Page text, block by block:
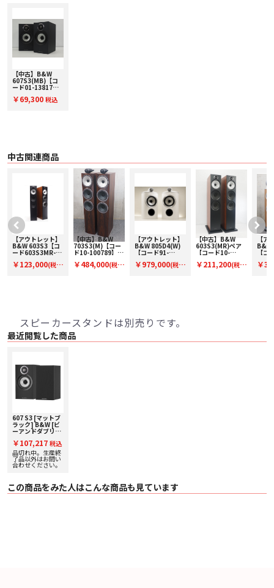
・ Flowport™
〇 仕様 2ウェイ・バスレフ型
〇 ドライブ・ユニット
・ 25mm チタニウム・ドーム・トゥイーター
・ 130mm Continuum コーン・バス / ミッドレンジ
〇 周波数レスポンス（基準値に対し±3dB） 52Hz - 28kHz
〇 感度（軸上 1m / 2.83Vrms） 84dB
〇 高調波歪
・ 2次および3次高調波（90dB、軸上1m）
・ 1%未満（100Hz - 22kHz）
・ 高さ：300 mm
・ 幅：165 mm
・ 奥行：207 mm（キャビネットのみ）/ 235 mm（グリルおよび端子を含
〇 質量 4.65kg
〇 仕上げ
・ キャビネット：ブラック/ホワイト/オーク/レッドチェリー
・ グリル：ブラック（ブラック / レッドチェリー）/グレー（ホワイト / オー
ク）
【中古】B&W
607S3(MB)【コ
ード01-13817】
ピーカー(ペア)
￥69,300 税込
中古関連商品
【アウトレット】
B&W 603S3【コ
ード603S3MR-
ーカー(ペアのみ)
￥123,000(税
【中古】B&W
703S3(M)【コー
ド10-100789】フ
(ペア)
￥484,000(税
【アウトレット】
B&W 805D4(W)
【コード91-
シェルフスピーカ
￥979,000(税
【中古】B&W
603S3(MR)ペア
【コード10-
型スピーカー(ペ
￥211,200(税
【ア
B&W
【コ
型ス
￥
スピーカースタンドは別売りです。
最近閲覧した商品
607 S3 [マットブ
ラック] B&W [ビ
ーアンドダブリ
フスピーカー [ペ
ア] 下取り査定額
20%アップ実施
中！
￥107,217 税込
品切れ中。生産終
了品以外はお問い
合わせください。
この商品をみた人はこんな商品も見ています